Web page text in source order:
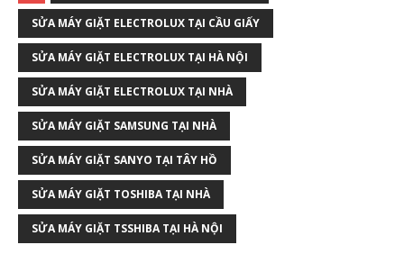
SỬA MÁY GIẶT ELECTROLUX TẠI CẦU GIẤY
SỬA MÁY GIẶT ELECTROLUX TẠI HÀ NỘI
SỬA MÁY GIẶT ELECTROLUX TẠI NHÀ
SỬA MÁY GIẶT SAMSUNG TẠI NHÀ
SỬA MÁY GIẶT SANYO TẠI TÂY HỒ
SỬA MÁY GIẶT TOSHIBA TẠI NHÀ
SỬA MÁY GIẶT TSSHIBA TẠI HÀ NỘI